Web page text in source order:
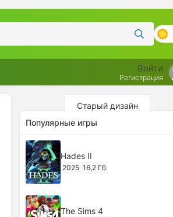
Войти
Регистрация
Старый дизайн
Популярные игры
Hades II
2025 16,2 Гб
The Sims 4